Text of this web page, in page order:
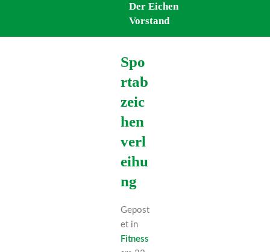
Der Eichen
Vorstand
Der Eichen
Vorstand
Spo
rtab
zeic
hen
verl
eihu
ng
Gepost
et in
Fitness